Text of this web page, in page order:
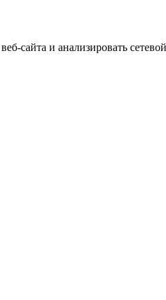
сайта и анализировать